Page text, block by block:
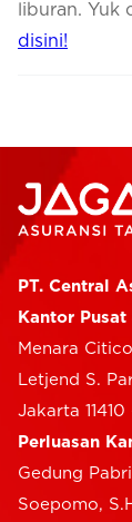
liburan. Yuk
disini!
PT. Central
Kantor Pusat
Menara
Letjend S.
Jakarta
Perluasan
Gedung
Soepomo,